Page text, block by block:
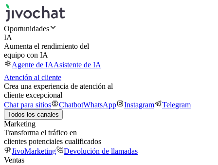
Oportunidades
IA
Aumenta el rendimiento del
equipo con IA
Agente de IAAsistente de IA
Atención al cliente
Crea una experiencia de atención al
cliente excepcional
Chat para sitios
ChatbotWhatsApp Instagram Telegram
Todos los canales
Marketing
Transforma el tráfico en
clientes potenciales cualificados
JivoMarketing
Devolución de llamadas
Ventas